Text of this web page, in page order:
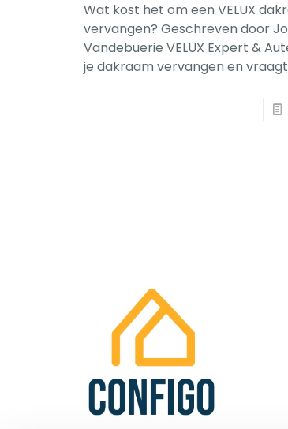
Wat kost het om een VELUX
vervangen? Geschreven door
Vandebuerie VELUX Expert &
je dakraam vervangen en